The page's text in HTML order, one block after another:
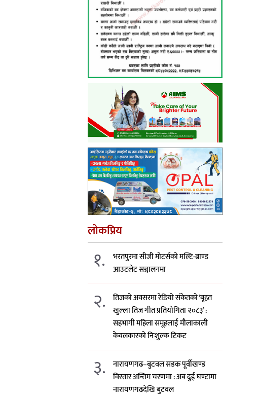
लोकप्रिय
१.
भरतपुरमा सीजी मोटर्सको मल्टि-ब्राण्ड
आउटलेट सञ्चालनमा
२.
तिजको अवसरमा रेडियो संकेतको ‘बृहत
खुल्ला तिज गीत प्रतियोगिता २०८३’ :
सहभागी महिला समूहलाई मौलाकाली
केवलकारको निःशुल्क टिकट
३.
नारायणगढ–बुटवल सडक पूर्वीखण्ड
विस्तार अन्तिम चरणमा : अब दुई घण्टामा
नारायणगढदेखि बुटवल